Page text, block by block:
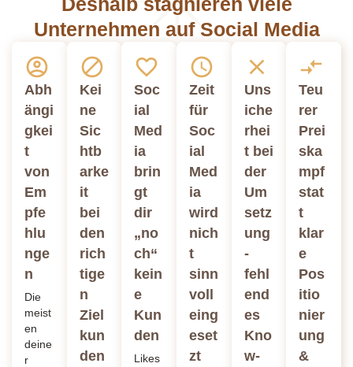
Unternehmen auf Social Media
Abh
ängi
gkei
t
von
Em
pfe
hlu
nge
n
Die
meist
en
deine
r
Kei
ne
Sic
htb
arke
it
bei
den
rich
tige
n
Ziel
kun
den
Soc
ial
Med
ia
brin
gt
dir
„no
ch“
kein
e
Kun
den
Likes
Zeit
für
Soc
ial
Med
ia
wird
nich
t
sinn
voll
eing
eset
zt
Uns
iche
rhei
t bei
der
Um
setz
ung
-
fehl
end
es
Kno
w-
Teu
rer
Prei
ska
mpf
stat
t
klar
e
Pos
itio
nier
ung
&